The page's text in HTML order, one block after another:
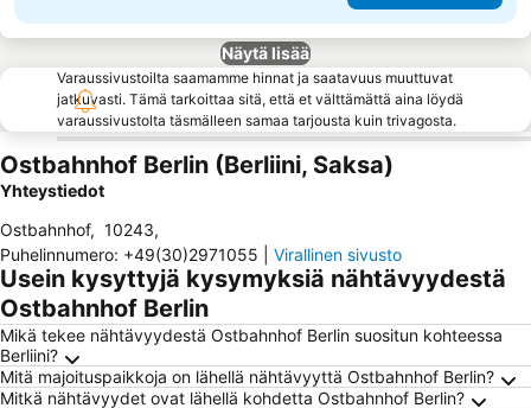
Näytä lisää
Varaussivustoilta saamamme hinnat ja saatavuus muuttuvat
jatkuvasti. Tämä tarkoittaa sitä, että et välttämättä aina löydä
varaussivustolta täsmälleen samaa tarjousta kuin trivagosta.
Ostbahnhof Berlin (Berliini, Saksa)
Yhteystiedot
Ostbahnhof, 10243,
Puhelinnumero: +49(30)2971055 Virallinen sivusto
Usein kysyttyjä kysymyksiä nähtävyydestä
Ostbahnhof Berlin
Mikä tekee nähtävyydestä Ostbahnhof Berlin suositun kohteessa
Berliini?
Mitä majoituspaikkoja on lähellä nähtävyyttä Ostbahnhof Berlin?
Mitkä nähtävyydet ovat lähellä kohdetta Ostbahnhof Berlin?